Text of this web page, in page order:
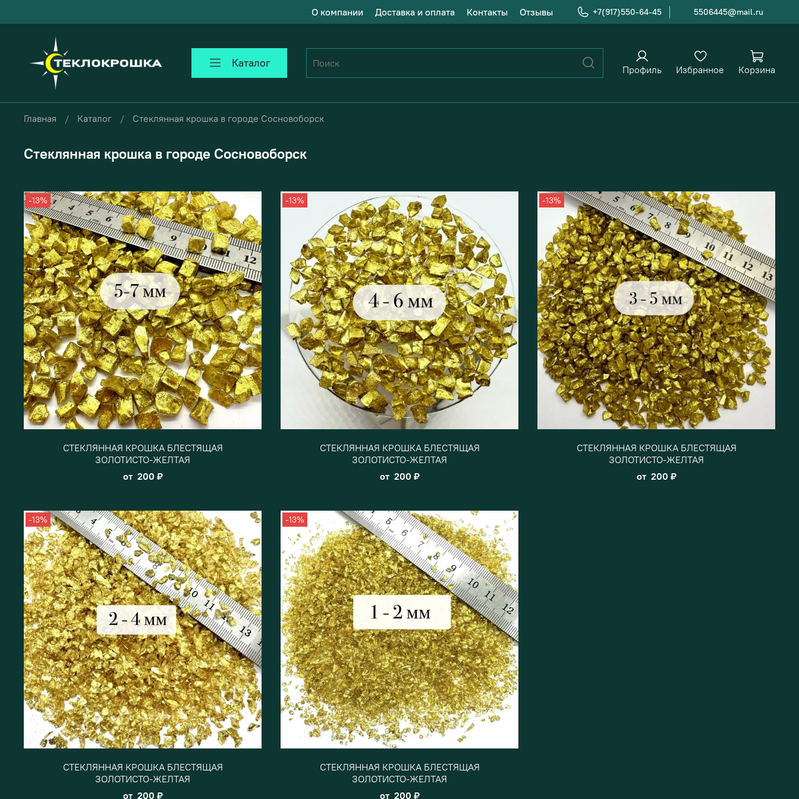
О компании Доставка и оплата Контакты Отзывы +7(917)550-64-45 5506445@mail.ru
Каталог Профиль Избранное Корзина
Главная Каталог Стеклянная крошка в городе Сосновоборск
Стеклянная крошка в городе Сосновоборск
-13%
СТЕКЛЯННАЯ КРОШКА БЛЕСТЯЩАЯ
ЗОЛОТИСТО-ЖЕЛТАЯ
от 200 ₽
-13%
СТЕКЛЯННАЯ КРОШКА БЛЕСТЯЩАЯ
ЗОЛОТИСТО-ЖЕЛТАЯ
от 200 ₽
-13%
СТЕКЛЯННАЯ КРОШКА БЛЕСТЯЩАЯ
ЗОЛОТИСТО-ЖЕЛТАЯ
от 200 ₽
-13%
СТЕКЛЯННАЯ КРОШКА БЛЕСТЯЩАЯ
ЗОЛОТИСТО-ЖЕЛТАЯ
от 200 ₽
-13%
СТЕКЛЯННАЯ КРОШКА БЛЕСТЯЩАЯ
ЗОЛОТИСТО-ЖЕЛТАЯ
от 200 ₽